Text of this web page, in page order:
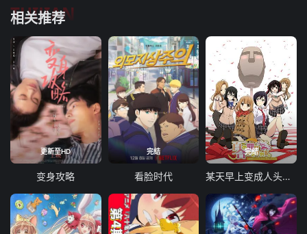
相关推荐
TUIJIAN
更新至HD
变身攻略
完结
看脸时代
完结
某天早上变成人头麦克风的我君的人生